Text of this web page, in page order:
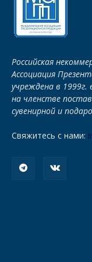
Российская
Ассоциация
учреждена в
на членстве
сувенирной и
Свяжитесь с нами: